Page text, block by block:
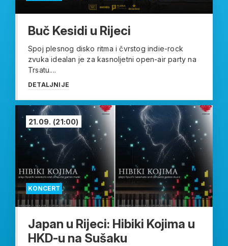
Buč Kesidi u Rijeci
Spoj plesnog disko ritma i čvrstog indie-rock
zvuka idealan je za kasnoljetni open-air party na
Trsatu....
DETALJNIJE
KONCERT
21.09. (21:00)
Japan u Rijeci: Hibiki Kojima u
HKD-u na Sušaku